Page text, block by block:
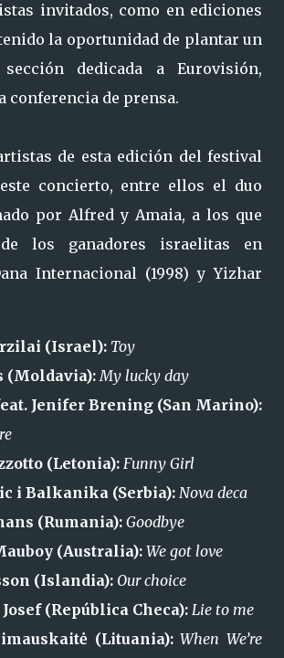
invitados, como en ediciones
la oportunidad de plantar un
dedicada a Eurovisión,
conferencia de prensa.
de esta edición del festival
concierto, entre ellos el duo
por Alfred y Amaia, a los que
los ganadores israelitas en
Internacional (1998) y Yizhar
(Israel): Toy
(Moldavia):My lucky day
Jenifer Brening (San Marino):
(Letonia):Funny Girl
i Balkanika (Serbia): Nova deca
(Rumania):Goodbye
(Australia): We got love
(Islandia): Our choice
(República Checa): Lie to me
(Lituania):When We’re